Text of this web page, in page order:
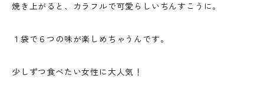
焼き上がると、カラフルで可愛らしいちんすこうに。
１袋で６つの味が楽しめちゃうんです。
少しずつ食べたい女性に大人気！